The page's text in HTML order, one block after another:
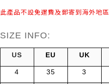
此產品不設免運費及郵寄到海外地區
SIZE INFO:
US EU UK
4 35 3